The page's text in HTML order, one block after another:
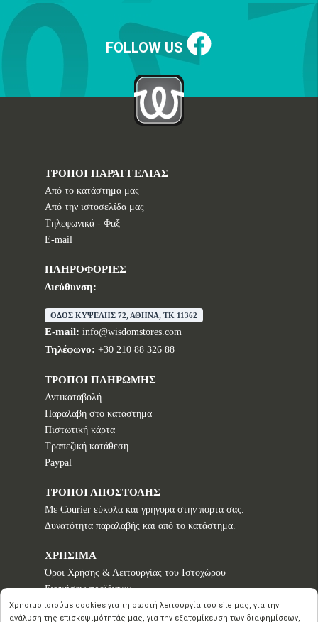
FOLLOW US
ΤΡΟΠΟΙ ΠΑΡΑΓΓΕΛΙΑΣ
Από το κατάστημα μας
Από την ιστοσελίδα μας
Tηλεφωνικά - Φαξ
E-mail
ΠΛΗΡΟΦΟΡΙΕΣ
Διεύθυνση:
ΟΔΟΣ ΚΥΨΕΛΗΣ 72, ΑΘΗΝΑ, TK 11362
E-mail: info@wisdomstores.com
Τηλέφωνο: +30 210 88 326 88
ΤΡΟΠΟΙ ΠΛΗΡΩΜΗΣ
Αντικαταβολή
Παραλαβή στο κατάστημα
Πιστωτική κάρτα
Τραπεζική κατάθεση
Paypal
ΤΡΟΠΟΙ ΑΠΟΣΤΟΛΗΣ
Με Courier εύκολα και γρήγορα στην πόρτα σας.
Δυνατότητα παραλαβής και από το κατάστημα.
ΧΡΗΣΙΜΑ
Όροι Χρήσης & Λειτουργίας του Ιστοχώρου
Εγγυήσεις προϊόντων
Τρόποι παραγγελίας
Χρησιμοποιούμε cookies για τη σωστή λειτουργία του site μας, για την
ανάλυση της επισκεψιμότητάς μας, για την εξατομίκευση των διαφημίσεων,